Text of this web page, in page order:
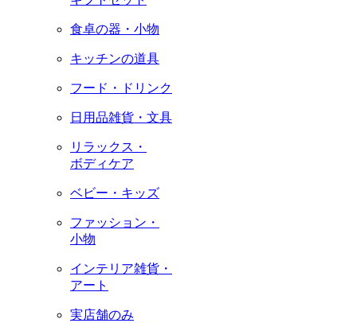
食卓の器・小物
キッチンの道具
フード・ドリンク
日用品雑貨・文具
リラックス・
ボディケア
ベビー・キッズ
ファッション・
小物
インテリア雑貨・
アート
実店舗のみ